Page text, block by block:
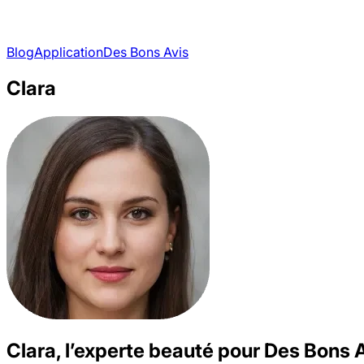
BlogApplicationDes Bons Avis
Clara
Clara, l’experte beauté pour Des Bons